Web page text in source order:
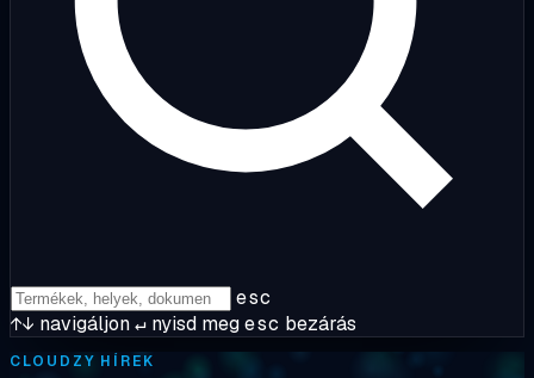
esc
↑↓ navigáljon↵ nyisd megesc bezárás
CLOUDZY HÍREK